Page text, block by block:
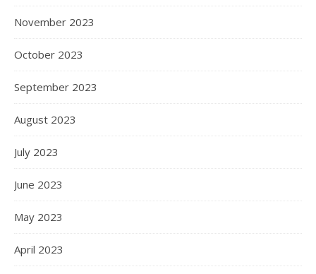
November 2023
October 2023
September 2023
August 2023
July 2023
June 2023
May 2023
April 2023